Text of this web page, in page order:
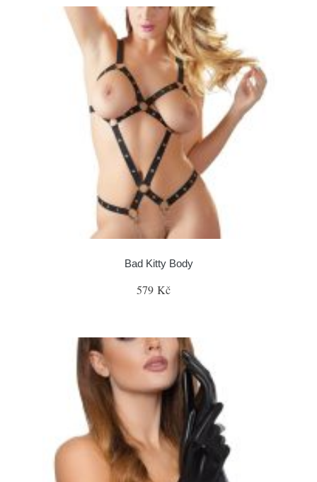
Bad Kitty Body
579 Kč